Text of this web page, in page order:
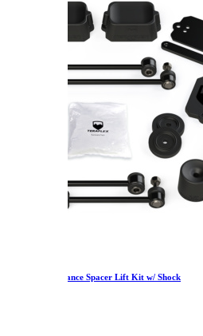
Inch Performance Spacer Lift Kit w/ Shock